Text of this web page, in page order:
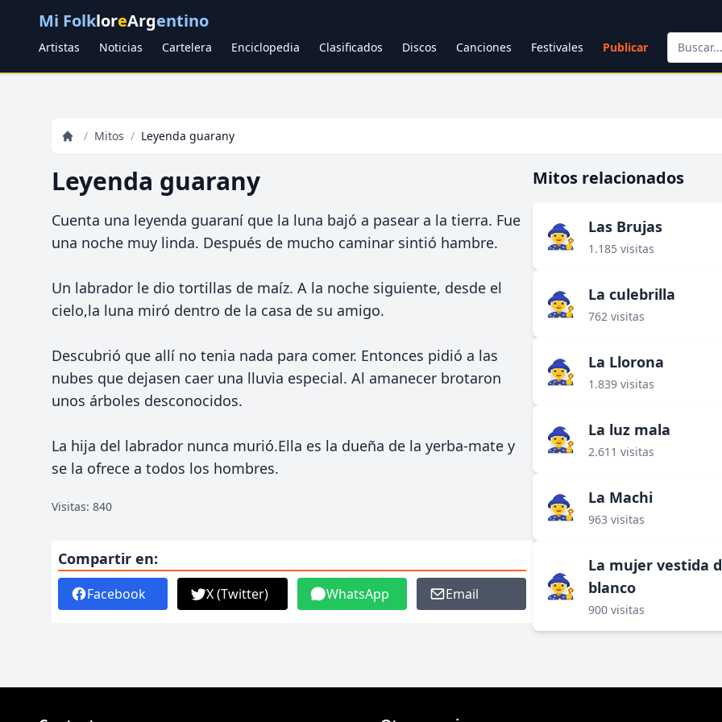
Mi FolkloreArgentino
Artistas Noticias Cartelera Enciclopedia Clasificados Discos Canciones Festivales Publicar
/ Mitos / Leyenda guarany
Leyenda guarany
Cuenta una leyenda guaraní que la luna bajó a pasear a la tierra. Fue
una noche muy linda. Después de mucho caminar sintió hambre.
Un labrador le dio tortillas de maíz. A la noche siguiente, desde el
cielo,la luna miró dentro de la casa de su amigo.
Descubrió que allí no tenia nada para comer. Entonces pidió a las
nubes que dejasen caer una lluvia especial. Al amanecer brotaron
unos árboles desconocidos.
La hija del labrador nunca murió.Ella es la dueña de la yerba-mate y
se la ofrece a todos los hombres.
Visitas: 840
Compartir en:
Facebook X (Twitter) WhatsApp Email
Mitos relacionados
🧙‍♀️ Las Brujas
1.185 visitas
🧙‍♀️ La culebrilla
762 visitas
🧙‍♀️ La Llorona
1.839 visitas
🧙‍♀️ La luz mala
2.611 visitas
🧙‍♀️ La Machi
963 visitas
🧙‍♀️
La mujer vestida
blanco
900 visitas